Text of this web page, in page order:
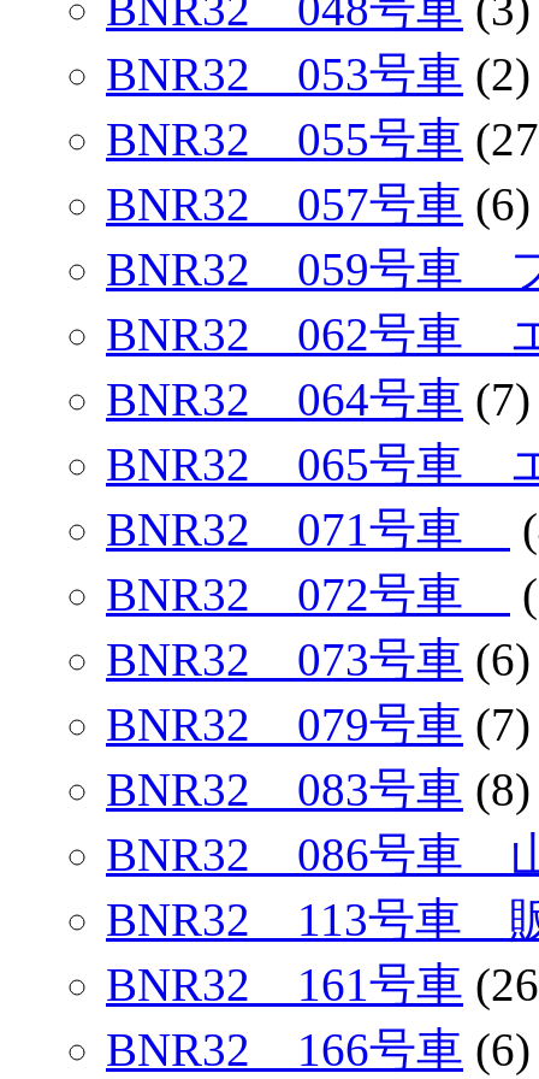
BNR32 053号車 (2)
BNR32 055号車
BNR32 057号車 (6)
BNR32 059号車
BNR32 062号車
BNR32 064号車 (7)
BNR32 065号車
BNR32 071号車
BNR32 072号車
BNR32 073号車 (6)
BNR32 079号車 (7)
BNR32 083号車 (8)
BNR32 086号車
BNR32 113号車
BNR32 161号車
BNR32 166号車 (6)